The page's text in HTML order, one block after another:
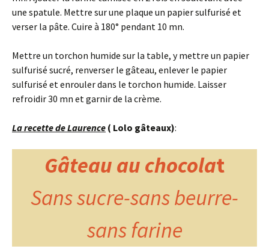
une spatule. Mettre sur une plaque un papier sulfurisé et
verser la pâte. Cuire à 180° pendant 10 mn.
Mettre un torchon humide sur la table, y mettre un papier
sulfurisé sucré, renverser le gâteau, enlever le papier
sulfurisé et enrouler dans le torchon humide. Laisser
refroidir 30 mn et garnir de la crème.
La recette de Laurence ( Lolo gâteaux):
Gâteau au chocolat
Sans sucre-sans beurre-
sans farine